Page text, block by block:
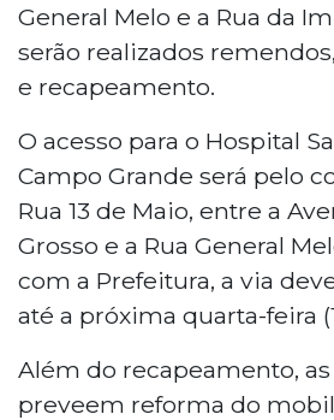
General Melo e a Rua da
serão realizados
e recapeamento.
O acesso para o Hospital
Campo Grande será pelo
Rua 13 de Maio, entre a
Grosso e a Rua General
com a Prefeitura, a via
até a próxima quarta-feira
Além do recapeamento,
preveem reforma do